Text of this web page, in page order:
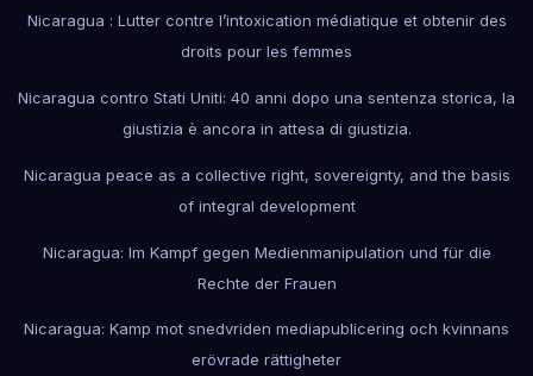
Nicaragua : Lutter contre l’intoxication médiatique et obtenir des
droits pour les femmes
Nicaragua contro Stati Uniti: 40 anni dopo una sentenza storica, la
giustizia è ancora in attesa di giustizia.
Nicaragua peace as a collective right, sovereignty, and the basis
of integral development
Nicaragua: Im Kampf gegen Medienmanipulation und für die
Rechte der Frauen
Nicaragua: Kamp mot snedvriden mediapublicering och kvinnans
erövrade rättigheter